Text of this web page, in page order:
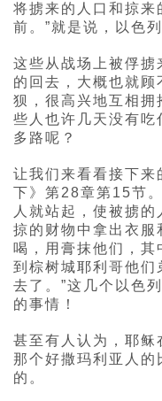
将掳来的人口和掠来
前。”就是说，以色
这些从战场上被俘掳
的回去，大概也就顾
狈，很高兴地互相拥
些人也许几天没有吃
多路呢？
让我们来看看接下来
下》第28章第15节
人就站起，使被掳
掠的财物中拿出衣服
喝，用膏抹他们，其
到棕树城耶利哥他们
去了。”这几个以色
的事情！
甚至有人认为，耶稣
那个好撒玛利亚人的
的。